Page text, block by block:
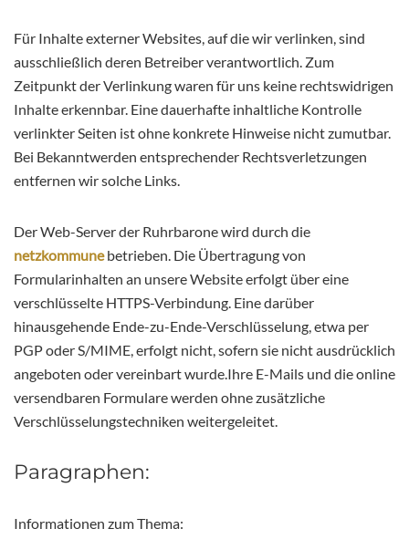
Für Inhalte externer Websites, auf die wir verlinken, sind
ausschließlich deren Betreiber verantwortlich. Zum
Zeitpunkt der Verlinkung waren für uns keine rechtswidrigen
Inhalte erkennbar. Eine dauerhafte inhaltliche Kontrolle
verlinkter Seiten ist ohne konkrete Hinweise nicht zumutbar.
Bei Bekanntwerden entsprechender Rechtsverletzungen
entfernen wir solche Links.
Der Web-Server der Ruhrbarone wird durch die
netzkommunebetrieben. Die Übertragung von
Formularinhalten an unsere Website erfolgt über eine
verschlüsselte HTTPS-Verbindung. Eine darüber
hinausgehende Ende-zu-Ende-Verschlüsselung, etwa per
PGP oder S/MIME, erfolgt nicht, sofern sie nicht ausdrücklich
angeboten oder vereinbart wurde.Ihre E-Mails und die online
versendbaren Formulare werden ohne zusätzliche
Verschlüsselungstechniken weitergeleitet.
Paragraphen:
Informationen zum Thema: